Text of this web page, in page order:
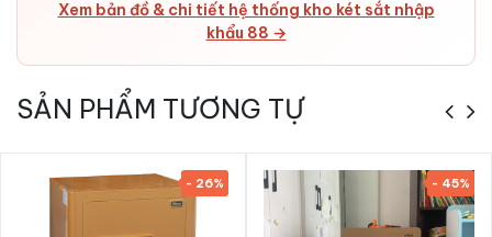
- Hệ thống báo động + cảm biến rung lắc - bảo vệ tài sản
24/7.
- Phân phối chính hãng bởi KS88 - bảo hành online 24t, ship
24h HN & HCM, COD toàn quốc.
hiện hàng giả.
Xem bản đồ & chi tiết hệ thống kho két sắt nhập
khẩu 88 →
SẢN PHẨM TƯƠNG TỰ
- 26% - 45%